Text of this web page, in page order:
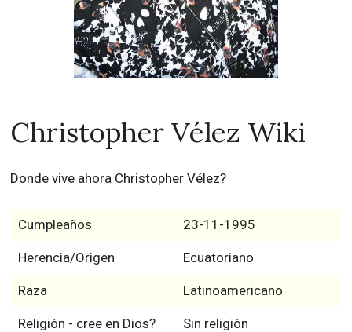
Christopher Vélez Wiki
Donde vive ahora Christopher Vélez?
Cumpleaños 23-11-1995
Herencia/Origen Ecuatoriano
Raza Latinoamericano
Religión - cree en Dios? Sin religión